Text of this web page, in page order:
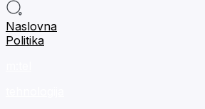
Naslovna
Politika